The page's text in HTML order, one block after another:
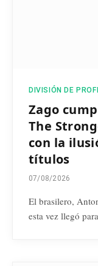
DIVISIÓN DE
Zago
The
con la
títulos
07/08/2026
El brasilero,
esta vez llegó